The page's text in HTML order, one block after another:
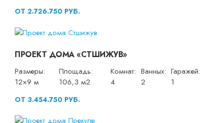
ОТ 2.726.750 РУБ.
ПРОЕКТ ДОМА «СТШИЖУВ»
Размеры:
12×9 м
Площадь:
106,3 м2
Комнат:
4
Ванных:
2
Гаражей:
1
ОТ 3.454.750 РУБ.